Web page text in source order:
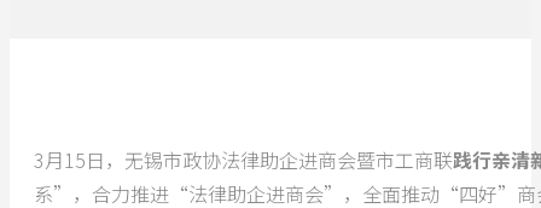
3月15日，无锡市政协法律助企进商会暨市工商联践行亲清
系”，合力推进“法律助企进商会”，全面推动“四好”商